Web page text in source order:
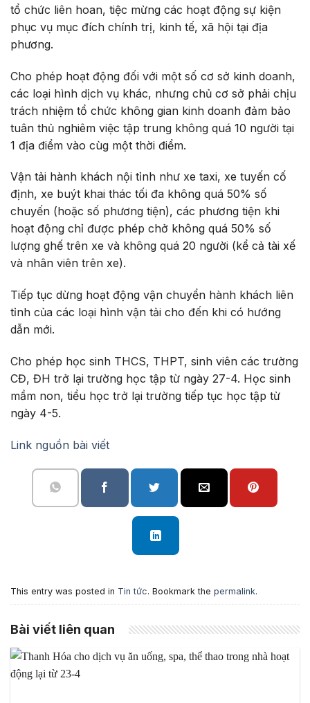
tổ chức liên hoan, tiệc mừng các hoạt động sự kiện
phục vụ mục đích chính trị, kinh tế, xã hội tại địa
phương.
Cho phép hoạt động đối với một số cơ sở kinh doanh,
các loại hình dịch vụ khác, nhưng chủ cơ sở phải chịu
trách nhiệm tổ chức không gian kinh doanh đảm bảo
tuân thủ nghiêm việc tập trung không quá 10 người tại
1 địa điểm vào cùg một thời điểm.
Vận tải hành khách nội tỉnh như xe taxi, xe tuyến cố
định, xe buýt khai thác tối đa không quá 50% số
chuyến (hoặc số phương tiện), các phương tiện khi
hoạt động chỉ được phép chở không quá 50% số
lượng ghế trên xe và không quá 20 người (kể cả tài xế
và nhân viên trên xe).
Tiếp tục dừng hoạt động vận chuyển hành khách liên
tỉnh của các loại hình vận tải cho đến khi có hướng
dẫn mới.
Cho phép học sinh THCS, THPT, sinh viên các trường
CĐ, ĐH trở lại trường học tập từ ngày 27-4. Học sinh
mầm non, tiểu học trở lại trường tiếp tục học tập từ
ngày 4-5.
Link nguồn bài viết
This entry was posted in Tin tức. Bookmark the permalink.
Bài viết liên quan